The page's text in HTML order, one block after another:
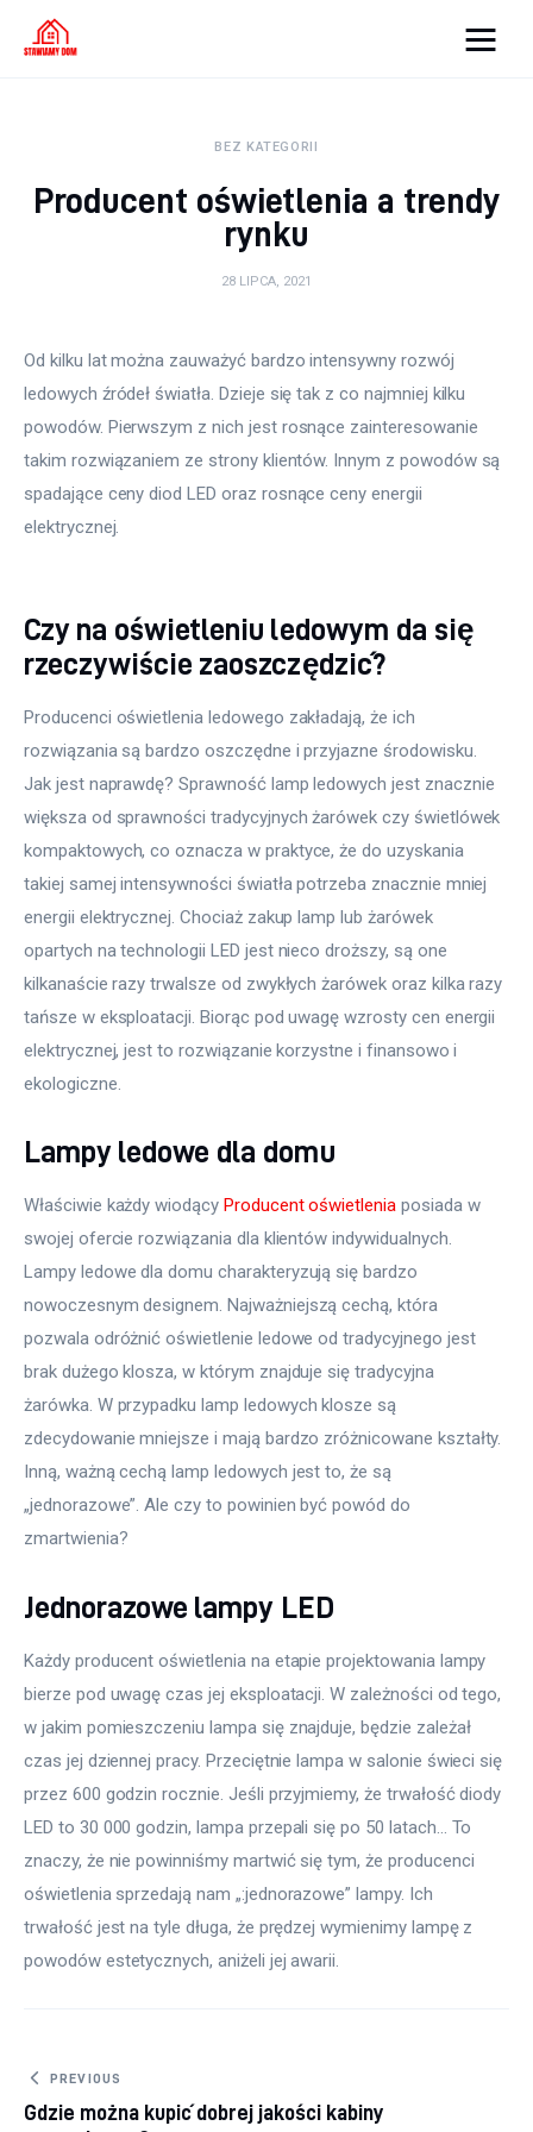
Oświetlenie
Ściany
Remont
Budowa
BEZ KATEGORII
Producent oświetlenia a trendy
rynku
28 LIPCA, 2021
Od kilku lat można zauważyć bardzo intensywny rozwój
ledowych źródeł światła. Dzieje się tak z co najmniej kilku
powodów. Pierwszym z nich jest rosnące zainteresowanie
takim rozwiązaniem ze strony klientów. Innym z powodów są
spadające ceny diod LED oraz rosnące ceny energii
elektrycznej.
Czy na oświetleniu ledowym da się
rzeczywiście zaoszczędzić?
Producenci oświetlenia ledowego zakładają, że ich
rozwiązania są bardzo oszczędne i przyjazne środowisku.
Jak jest naprawdę? Sprawność lamp ledowych jest znacznie
większa od sprawności tradycyjnych żarówek czy świetlówek
kompaktowych, co oznacza w praktyce, że do uzyskania
takiej samej intensywności światła potrzeba znacznie mniej
energii elektrycznej. Chociaż zakup lamp lub żarówek
opartych na technologii LED jest nieco droższy, są one
kilkanaście razy trwalsze od zwykłych żarówek oraz kilka razy
tańsze w eksploatacji. Biorąc pod uwagę wzrosty cen energii
elektrycznej, jest to rozwiązanie korzystne i finansowo i
ekologiczne.
Lampy ledowe dla domu
Właściwie każdy wiodący Producent oświetlenia posiada w
swojej ofercie rozwiązania dla klientów indywidualnych.
Lampy ledowe dla domu charakteryzują się bardzo
nowoczesnym designem. Najważniejszą cechą, która
pozwala odróżnić oświetlenie ledowe od tradycyjnego jest
brak dużego klosza, w którym znajduje się tradycyjna
żarówka. W przypadku lamp ledowych klosze są
zdecydowanie mniejsze i mają bardzo zróżnicowane kształty.
Inną, ważną cechą lamp ledowych jest to, że są
„jednorazowe”. Ale czy to powinien być powód do
zmartwienia?
Jednorazowe lampy LED
Każdy producent oświetlenia na etapie projektowania lampy
bierze pod uwagę czas jej eksploatacji. W zależności od tego,
w jakim pomieszczeniu lampa się znajduje, będzie zależał
czas jej dziennej pracy. Przeciętnie lampa w salonie świeci się
przez 600 godzin rocznie. Jeśli przyjmiemy, że trwałość diody
LED to 30 000 godzin, lampa przepali się po 50 latach… To
znaczy, że nie powinniśmy martwić się tym, że producenci
oświetlenia sprzedają nam „:jednorazowe” lampy. Ich
trwałość jest na tyle długa, że prędzej wymienimy lampę z
powodów estetycznych, aniżeli jej awarii.
Nawigacja
wpisu
PREVIOUS
Gdzie można kupić dobrej jakości kabiny